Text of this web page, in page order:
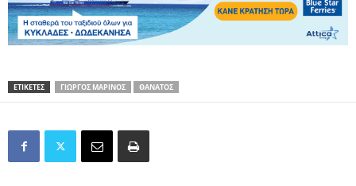
ΕΤΙΚΕΤΕΣ ΓΙΩΡΓΟΣ ΜΑΡΙΝΟΣ ΘΑΝΑΤΟΣ